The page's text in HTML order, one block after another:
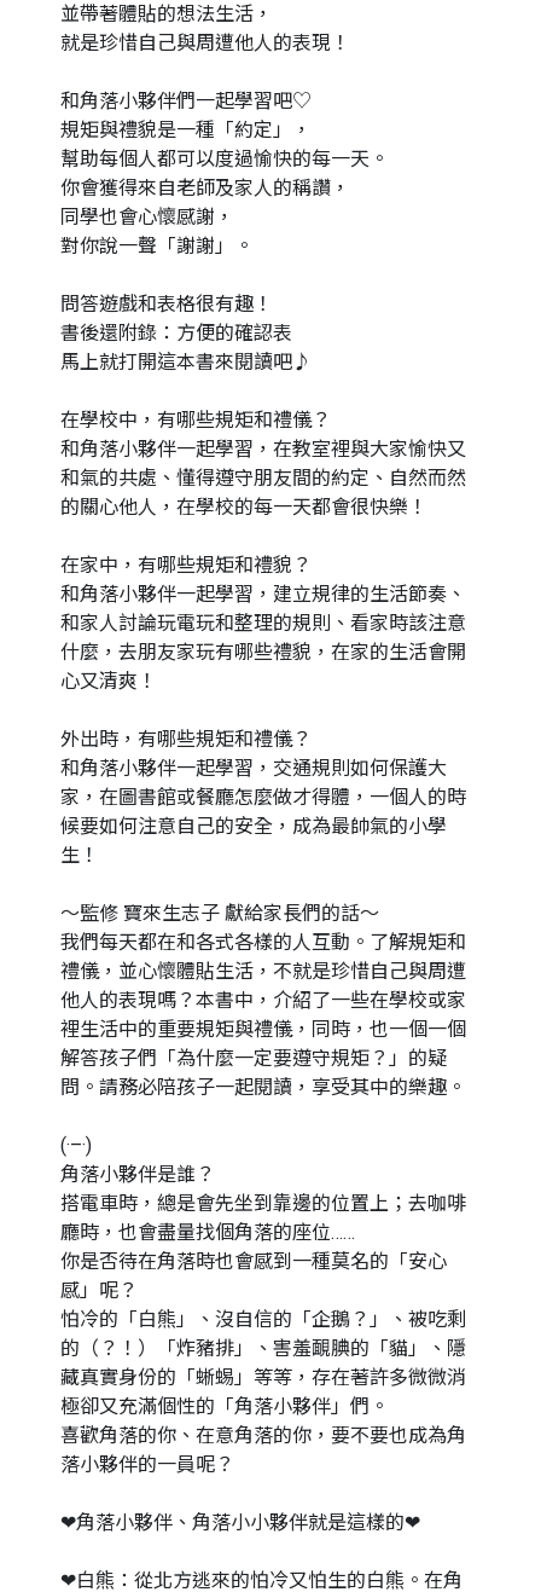
並帶著體貼的想法生活，
就是珍惜自己與周遭他人的表現！
和角落小夥伴們一起學習吧♡
規矩與禮貌是一種「約定」，
幫助每個人都可以度過愉快的每一天。
你會獲得來自老師及家人的稱讚，
同學也會心懷感謝，
對你說一聲「謝謝」。
問答遊戲和表格很有趣！
書後還附錄：方便的確認表
馬上就打開這本書來閱讀吧♪
在學校中，有哪些規矩和禮儀？
和角落小夥伴一起學習，在教室裡與大家愉快又
和氣的共處、懂得遵守朋友間的約定、自然而然
的關心他人，在學校的每一天都會很快樂！
在家中，有哪些規矩和禮貌？
和角落小夥伴一起學習，建立規律的生活節奏、
和家人討論玩電玩和整理的規則、看家時該注意
什麼，去朋友家玩有哪些禮貌，在家的生活會開
心又清爽！
外出時，有哪些規矩和禮儀？
和角落小夥伴一起學習，交通規則如何保護大
家，在圖書館或餐廳怎麼做才得體，一個人的時
候要如何注意自己的安全，成為最帥氣的小學
生！
～監修 寶來生志子 獻給家長們的話～
我們每天都在和各式各樣的人互動。了解規矩和
禮儀，並心懷體貼生活，不就是珍惜自己與周遭
他人的表現嗎？本書中，介紹了一些在學校或家
裡生活中的重要規矩與禮儀，同時，也一個一個
解答孩子們「為什麼一定要遵守規矩？」的疑
問。請務必陪孩子一起閱讀，享受其中的樂趣。
(·–·)
角落小夥伴是誰？
搭電車時，總是會先坐到靠邊的位置上；去咖啡
廳時，也會盡量找個角落的座位……
你是否待在角落時也會感到一種莫名的「安心
感」呢？
怕冷的「白熊」、沒自信的「企鵝？」、被吃剩
的（？！）「炸豬排」、害羞靦腆的「貓」、隱
藏真實身份的「蜥蜴」等等，存在著許多微微消
極卻又充滿個性的「角落小夥伴」們。
喜歡角落的你、在意角落的你，要不要也成為角
落小夥伴的一員呢？
❤角落小夥伴、角落小小夥伴就是這樣的❤
❤白熊：從北方逃來的怕冷又怕生的白熊。在角